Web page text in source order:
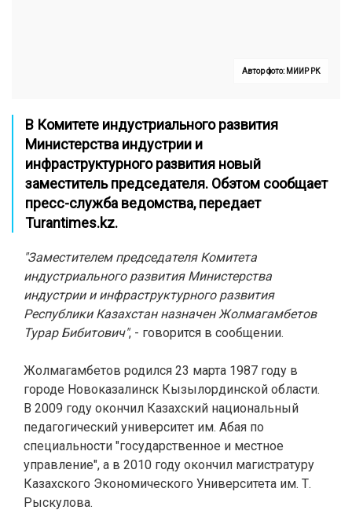
Автор фото: МИИР РК
В Комитете индустриального развития
Министерства индустрии и
инфраструктурного развития новый
заместитель председателя. Обэтом сообщает
пресс-служба ведомства, передает
Turantimes.kz.
"Заместителем председателя Комитета
индустриального развития Министерства
индустрии и инфраструктурного развития
Республики Казахстан назначен Жолмагамбетов
Турар Бибитович", - говорится в сообщении.
Жолмагамбетов родился 23 марта 1987 году в
городе Новоказалинск Кызылординской области.
В 2009 году окончил Казахский национальный
педагогический университет им. Абая по
специальности "государственное и местное
управление", а в 2010 году окончил магистратуру
Казахского Экономического Университета им. Т.
Рыскулова.